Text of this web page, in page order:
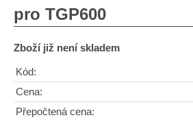
pro TGP600
Zboží již není skladem
Kód:
Cena:
Přepočtená cena: